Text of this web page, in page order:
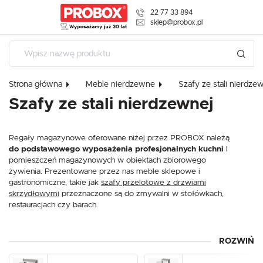
22 77 33 894
sklep@probox.pl
Strona główna Meble nierdzewne Szafy ze stali
Szafy ze stali nierdzewnej
Regały magazynowe oferowane niżej przez PROBOX należą
do podstawowego wyposażenia profesjonalnych kuchni i
pomieszczeń magazynowych w obiektach zbiorowego
żywienia. Prezentowane przez nas meble sklepowe i
gastronomiczne, takie jak szafy przelotowe z drzwiami
skrzydłowymi przeznaczone są do zmywalni w stołówkach,
restauracjach czy barach.
Topodstawowy i niezbędny mebel nierdzewny
oddzielający strefy wydawania naczyń. Stanowią one idealne
ROZWIŃ
USTAWIENIA
Szanujemy Twoją prywatność. Możesz zmienić ustawienia cookies
zaakceptować je wszystkie. W dowolnym momencie możesz
zmiany swoich ustawień.
Niezbędne
Niezbędne pliki cookies służą do prawidłowego funkcjonowania strony
Pliki cookies odpowiadają na podejmowane przez Ciebie działania w celu m.in.
formularzy. Dzięki plikom cookies strona, z której korzystasz, może działać bez
Więcej
USTAWIENIA REGIONALNE
Lokalizacja
Polska
polski
Polski złoty (PLN)